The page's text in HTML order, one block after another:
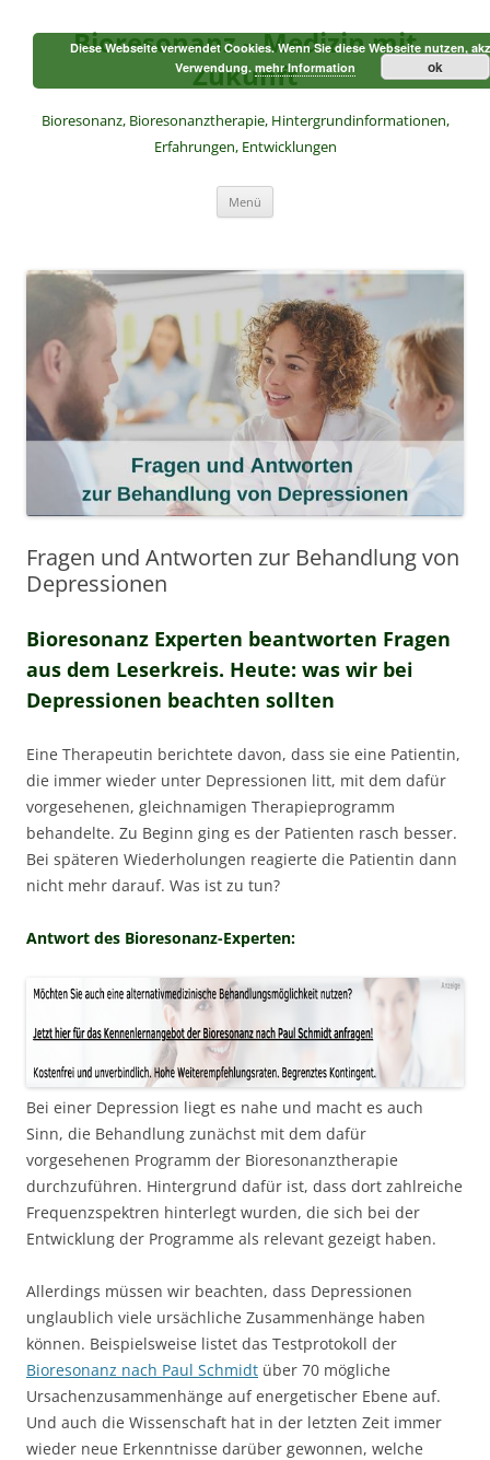
springenBioresonanz – Medizin mit
Zukunft
Bioresonanz, Bioresonanztherapie, Hintergrundinformationen,
Erfahrungen, Entwicklungen
Menü
Fragen und Antworten zur Behandlung von
Depressionen
Bioresonanz Experten beantworten Fragen
aus dem Leserkreis. Heute: was wir bei
Depressionen beachten sollten
Eine Therapeutin berichtete davon, dass sie eine Patientin,
die immer wieder unter Depressionen litt, mit dem dafür
vorgesehenen, gleichnamigen Therapieprogramm
behandelte. Zu Beginn ging es der Patienten rasch besser.
Bei späteren Wiederholungen reagierte die Patientin dann
nicht mehr darauf. Was ist zu tun?
Antwort des Bioresonanz-Experten:
Bei einer Depression liegt es nahe und macht es auch
Sinn, die Behandlung zunächst mit dem dafür
vorgesehenen Programm der Bioresonanztherapie
durchzuführen. Hintergrund dafür ist, dass dort zahlreiche
Frequenzspektren hinterlegt wurden, die sich bei der
Entwicklung der Programme als relevant gezeigt haben.
Allerdings müssen wir beachten, dass Depressionen
unglaublich viele ursächliche Zusammenhänge haben
können. Beispielsweise listet das Testprotokoll der
Bioresonanz nach Paul Schmidt über 70 mögliche
Ursachenzusammenhänge auf energetischer Ebene auf.
Und auch die Wissenschaft hat in der letzten Zeit immer
wieder neue Erkenntnisse darüber gewonnen, welche
Diese Webseite verwendet Cookies. Wenn Sie diese Webseite nutzen,
Verwendung.mehr Information ok